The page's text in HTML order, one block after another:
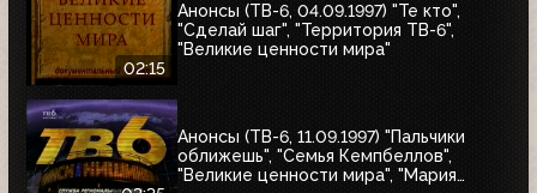
02:15
Анонсы (ТВ-6, 04.09.1997) "Те кто",
"Сделай шаг", "Территория ТВ-6",
"Великие ценности мира"
Анонсы (ТВ-6, 11.09.1997) "Пальчики
оближешь", "Семья Кемпбеллов",
"Великие ценности мира", "Мария